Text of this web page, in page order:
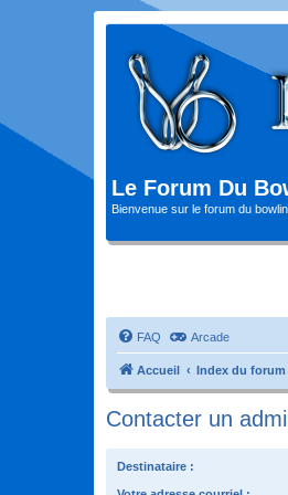
Le Forum Du
Bienvenue sur le forum du
FAQ Arcade
Accueil Index du forum
Contacter un
Destinataire :